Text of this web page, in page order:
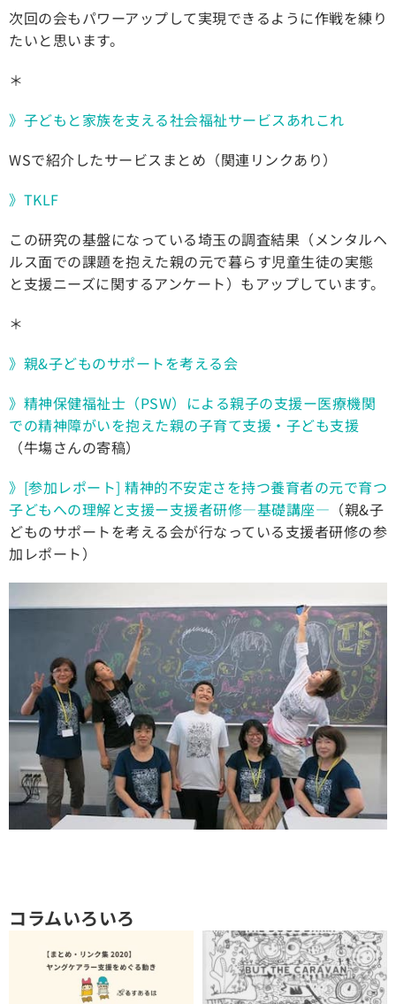
次回の会もパワーアップして実現できるように作戦を練り
たいと思います。
＊
》子どもと家族を支える社会福祉サービスあれこれ
WSで紹介したサービスまとめ（関連リンクあり）
》TKLF
この研究の基盤になっている埼玉の調査結果（メンタルヘ
ルス面での課題を抱えた親の元で暮らす児童生徒の実態
と支援ニーズに関するアンケート）もアップしています。
＊
》親&子どものサポートを考える会
》精神保健福祉士（PSW）による親子の支援ー医療機関
での精神障がいを抱えた親の子育て支援・子ども支援
（牛塲さんの寄稿）
》[参加レポート] 精神的不安定さを持つ養育者の元で育つ
子どもへの理解と支援ー支援者研修—基礎講座— （親&子
どものサポートを考える会が行なっている支援者研修の参
加レポート）
コラムいろいろ